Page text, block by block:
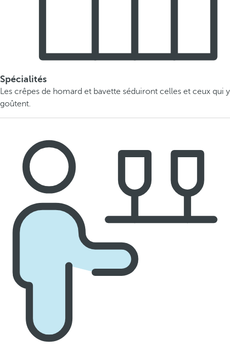
Spécialités
Les crêpes de homard et bavette séduiront celles et ceux qui y
goûtent.